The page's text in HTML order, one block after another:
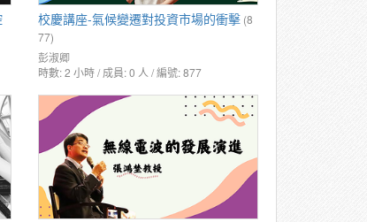
校慶講座-氣候變遷對投資市場的衝擊 (8
77)
彭淑卿
時數: 2 小時 / 成員: 0 人 / 編號: 877